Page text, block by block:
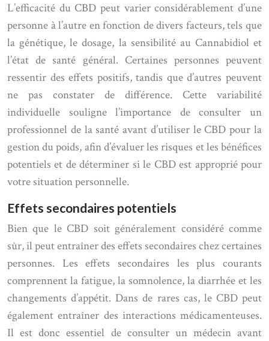
L’efficacité du CBD peut varier considérablement d’une
personne à l’autre en fonction de divers facteurs, tels que
la génétique, le dosage, la sensibilité au Cannabidiol et
l’état de santé général. Certaines personnes peuvent
ressentir des effets positifs, tandis que d’autres peuvent
ne pas constater de différence. Cette variabilité
individuelle souligne l’importance de consulter un
professionnel de la santé avant d’utiliser le CBD pour la
gestion du poids, afin d’évaluer les risques et les bénéfices
potentiels et de déterminer si le CBD est approprié pour
votre situation personnelle.
Effets secondaires potentiels
Bien que le CBD soit généralement considéré comme
sûr, il peut entraîner des effets secondaires chez certaines
personnes. Les effets secondaires les plus courants
comprennent la fatigue, la somnolence, la diarrhée et les
changements d’appétit. Dans de rares cas, le CBD peut
également entraîner des interactions médicamenteuses.
Il est donc essentiel de consulter un médecin avant